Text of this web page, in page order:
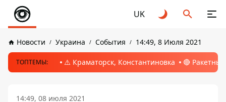
UK
Новости Украина События 14:49, 8 Июля 2021
ТОПТЕМЫ: ⚠️ Краматорск, Константиновка 🔴
14:49, 08 июля 2021